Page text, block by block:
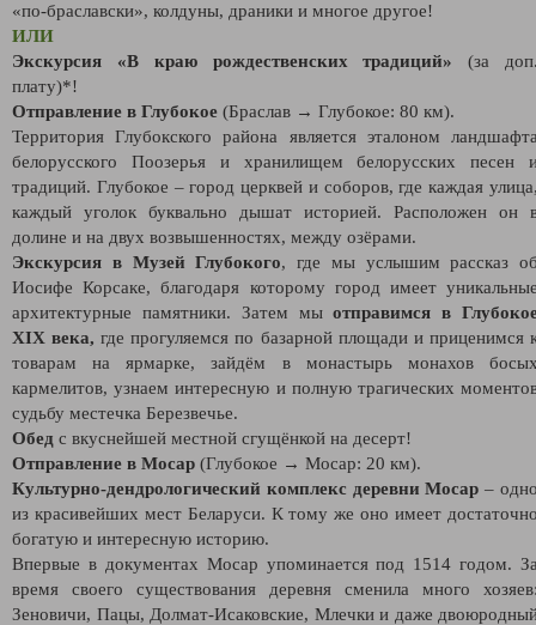
«по-браславски», колдуны, драники и многое другое!
ИЛИ
Экскурсия «В краю рождественских традиций»
(за
плату)*!
Отправление в Глубокое (Браслав → Глубокое: 80 км).
Территория Глубокского района является эталоном
белорусского Поозерья и хранилищем белорусских песен
традиций. Глубокое – город церквей и соборов, где каждая
каждый уголок буквально дышат историей. Расположен он
долине и на двух возвышенностях, между озёрами.
Экскурсия в Музей Глубокого, где мы услышим рассказ
Иосифе Корсаке, благодаря которому город имеет
архитектурные памятники. Затем мыотправимся в
XIX века, где прогуляемся по базарной площади и приценимся
товарам на ярмарке, зайдём в монастырь монахов
кармелитов, узнаем интересную и полную трагических
судьбу местечка Березвечье.
Обед с вкуснейшей местной сгущёнкой на десерт!
Отправление в Мосар (Глубокое → Мосар: 20 км).
Культурно-дендрологический комплекс деревни Мосар –
из красивейших мест Беларуси. К тому же оно имеет
богатую и интересную историю.
Впервые в документах Мосар упоминается под 1514 годом.
время своего существования деревня сменила много
Зеновичи, Пацы, Долмат-Исаковские, Млечки и даже